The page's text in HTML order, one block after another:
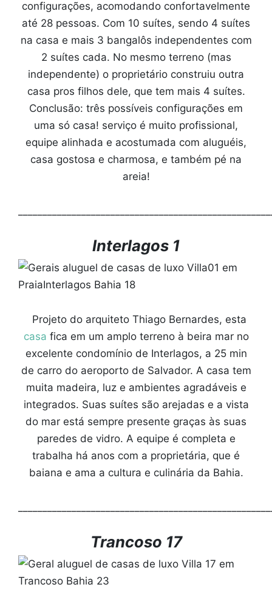
configurações, acomodando confortavelmente
até 28 pessoas. Com 10 suítes, sendo 4 suítes
na casa e mais 3 bangalôs independentes com
2 suítes cada. No mesmo terreno (mas
independente) o proprietário construiu outra
casa pros filhos dele, que tem mais 4 suítes.
Conclusão: três possíveis configurações em
uma só casa! serviço é muito profissional,
equipe alinhada e acostumada com aluguéis,
casa gostosa e charmosa, e também pé na
areia!
Interlagos 1
Projeto do arquiteto Thiago Bernardes, esta
casa fica em um amplo terreno à beira mar no
excelente condomínio de Interlagos, a 25 min
de carro do aeroporto de Salvador. A casa tem
muita madeira, luz e ambientes agradáveis e
integrados. Suas suítes são arejadas e a vista
do mar está sempre presente graças às suas
paredes de vidro. A equipe é completa e
trabalha há anos com a proprietária, que é
baiana e ama a cultura e culinária da Bahia.
Trancoso 17